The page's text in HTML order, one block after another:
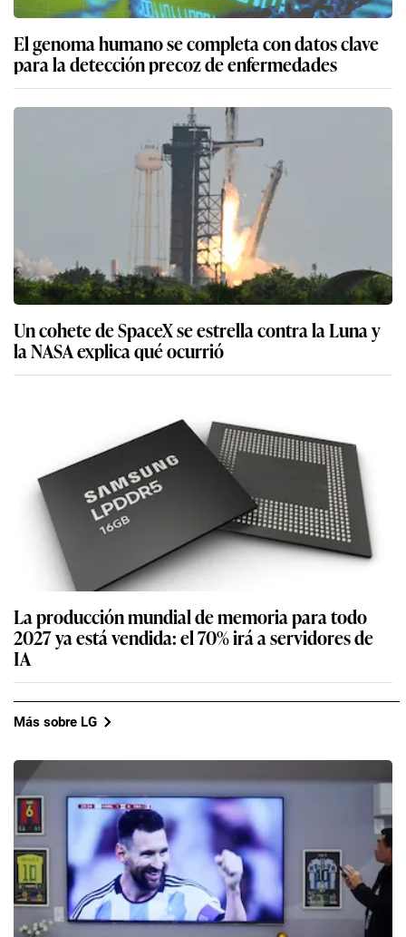
El genoma humano se completa con datos clave
para la detección precoz de enfermedades
Un cohete de SpaceX se estrella contra la Luna y
la NASA explica qué ocurrió
La producción mundial de memoria para todo
2027 ya está vendida: el 70% irá a servidores de
IA
Más sobre LG